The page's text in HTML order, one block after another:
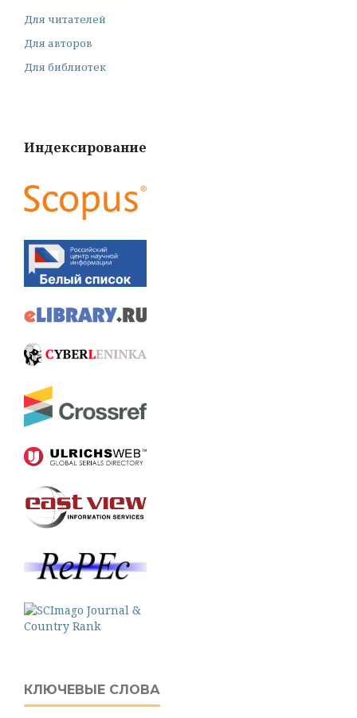
Для читателей
Для авторов
Для библиотек
Индексирование
КЛЮЧЕВЫЕ СЛОВА